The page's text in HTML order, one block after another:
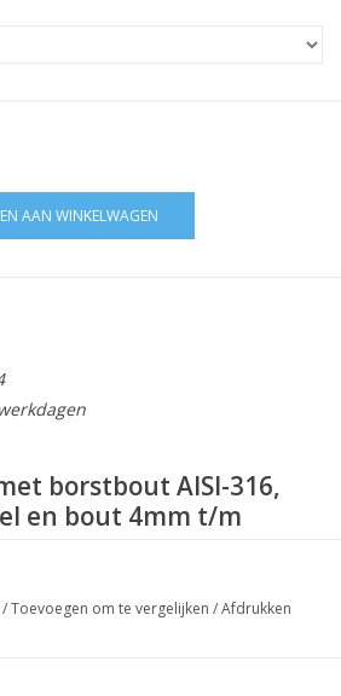
AAN WINKELWAGEN
borstbout AISI-316,
en bout 4mm t/m
hijsdoeleinden.
/Toevoegen om te vergelijken /Afdrukken